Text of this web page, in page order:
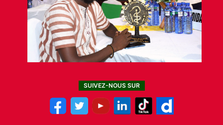
SUIVEZ-NOUS SUR